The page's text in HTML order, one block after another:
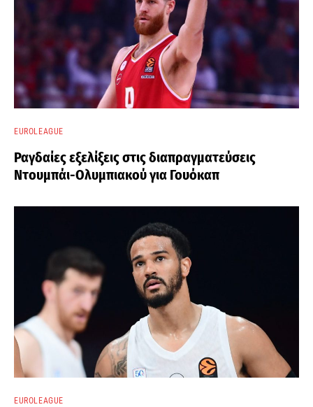
EUROLEAGUE
Ραγδαίες εξελίξεις στις διαπραγματεύσεις
Ντουμπάι-Ολυμπιακού για Γουόκαπ
EUROLEAGUE